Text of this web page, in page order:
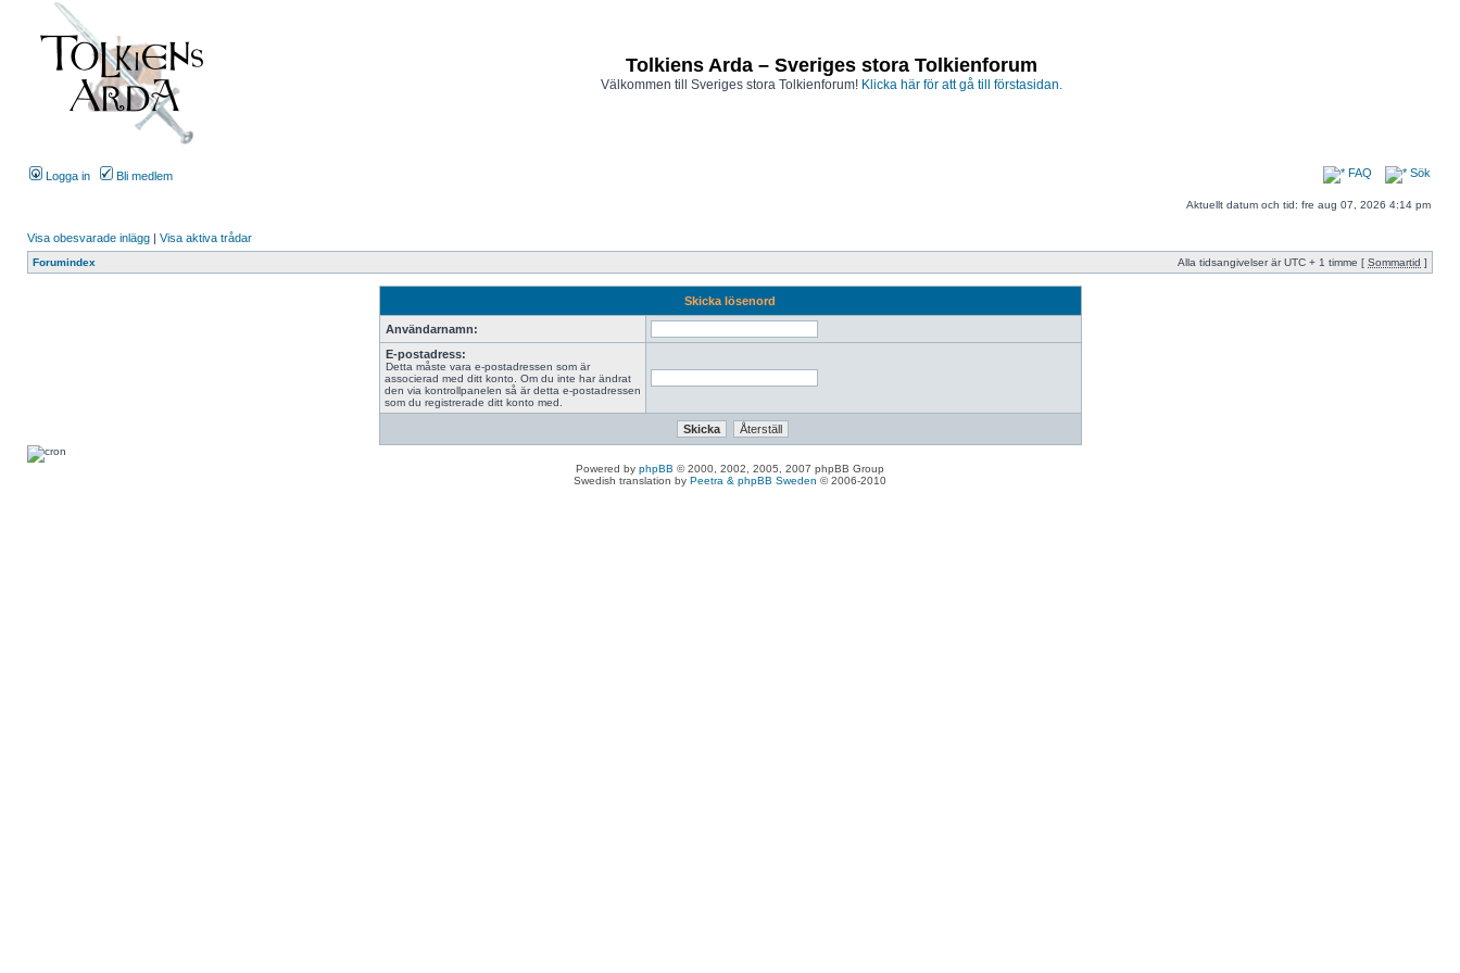
Tolkiens Arda – Sveriges stora Tolkienforum
Välkommen till Sveriges stora Tolkienforum! Klicka här för att gå till förstasidan.
Logga in Bli medlem FAQ Sök
Aktuellt datum och tid: fre aug 07, 2026 4:14 pm
Visa obesvarade inlägg | Visa aktiva trådar
Forumindex Alla tidsangivelser är UTC + 1 timme [ Sommartid ]
Skicka lösenord
Användarnamn:
E-postadress:
Detta måste vara e-postadressen som är
associerad med ditt konto. Om du inte har ändrat
den via kontrollpanelen så är detta e-postadressen
som du registrerade ditt konto med.
Powered by phpBB © 2000, 2002, 2005, 2007 phpBB Group
Swedish translation by Peetra & phpBB Sweden © 2006-2010